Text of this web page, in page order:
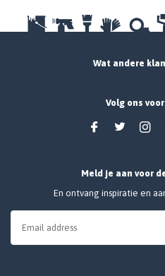
Wat andere
Volg ons
Meld je aan voor
En ontvang inspiratie en